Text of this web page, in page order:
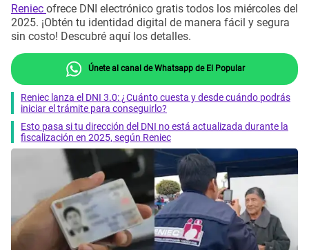
Reniec ofrece DNI electrónico gratis todos los miércoles del
2025. ¡Obtén tu identidad digital de manera fácil y segura
sin costo! Descubré aquí los detalles.
Únete al canal de Whatsapp de El Popular
Reniec lanza el DNI 3.0: ¿Cuánto cuesta y desde cuándo podrás
iniciar el trámite para conseguirlo?
Esto pasa si tu dirección del DNI no está actualizada durante la
fiscalización en 2025, según Reniec